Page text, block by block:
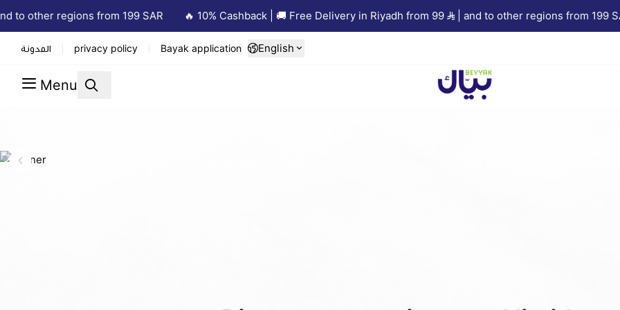
from 199 SAR 🔥 10% Cashback | 🚚 Free Delivery in Riyadh from 99 | and to other regions from 199 SAR 🔥 10%
المدونة privacy policy Bayak application English
Menu
Beyyak